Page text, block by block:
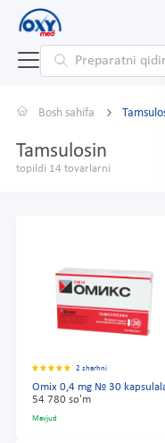
Bosh sahifa
Tamsulosin
topildi 14 tovarlarni
2 sharhni
Omix 0,4 mg № 30
54 780 so'm
Mavjud